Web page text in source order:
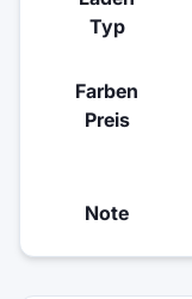
Typ
Farben
Preis
Note